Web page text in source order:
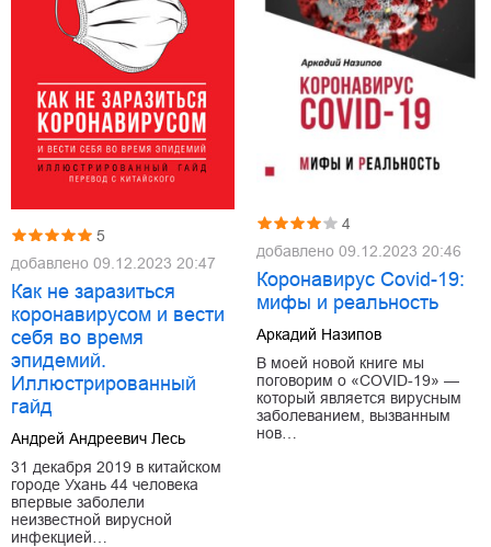
5
добавлено 09.12.2023 20:47
Как не заразиться
коронавирусом и вести
себя во время
эпидемий.
Иллюстрированный
гайд
Андрей Андреевич Лесь
31 декабря 2019 в китайском
городе Ухань 44 человека
впервые заболели
неизвестной вирусной
инфекцией…
4
добавлено 09.12.2023 20:46
Коронавирус Covid-19:
мифы и реальность
Аркадий Назипов
В моей новой книге мы
поговорим о «COVID-19» —
который является вирусным
заболеванием, вызванным
нов…